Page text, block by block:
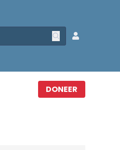
DONEER